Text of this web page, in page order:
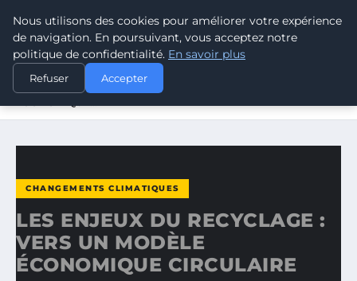
CLIMATE GUARDIAN
ACCUEIL
CHANGEMENTS CLIMATIQUES
LES ENJEUX DU RECYCLAGE : VERS UN MODÈLE
CHANGEMENTS CLIMATIQUES
LES ENJEUX DU RECYCLAGE :
VERS UN MODÈLE
ÉCONOMIQUE CIRCULAIRE
Nous utilisons des cookies pour améliorer votre expérience
de navigation. En poursuivant, vous acceptez notre
politique de confidentialité. En savoir plus
Refuser Accepter